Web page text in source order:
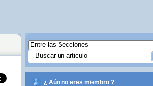
¿ Aún no eres miembro ?